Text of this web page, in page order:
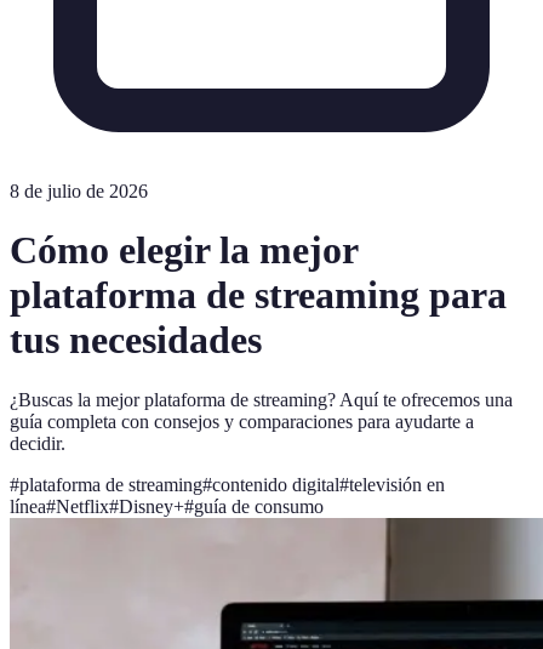
8 de julio de 2026
Cómo elegir la mejor
plataforma de streaming para
tus necesidades
¿Buscas la mejor plataforma de streaming? Aquí te ofrecemos una
guía completa con consejos y comparaciones para ayudarte a
decidir.
#plataforma de streaming#contenido digital#televisión en
línea#Netflix#Disney+#guía de consumo